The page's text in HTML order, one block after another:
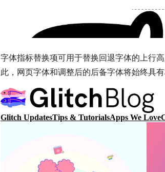
字体指标替换项可用于替换回退字体的上行
此，网页字体和调整后的后备字体将始终具有